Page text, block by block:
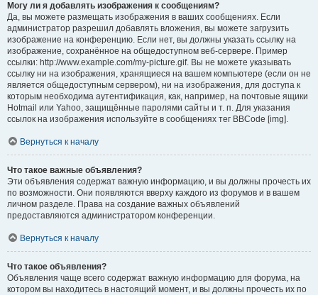
Могу ли я добавлять изображения к сообщениям?
Да, вы можете размещать изображения в ваших сообщениях. Если
администратор разрешил добавлять вложения, вы можете загрузить
изображение на конференцию. Если нет, вы должны указать ссылку на
изображение, сохранённое на общедоступном веб-сервере. Пример
ссылки: http://www.example.com/my-picture.gif. Вы не можете указывать
ссылку ни на изображения, хранящиеся на вашем компьютере (если он не
является общедоступным сервером), ни на изображения, для доступа к
которым необходима аутентификация, как, например, на почтовые ящики
Hotmail или Yahoo, защищённые паролями сайты и т. п. Для указания
ссылок на изображения используйте в сообщениях тег BBCode [img].
Вернуться к началу
Что такое важные объявления?
Эти объявления содержат важную информацию, и вы должны прочесть их
по возможности. Они появляются вверху каждого из форумов и в вашем
личном разделе. Права на создание важных объявлений
предоставляются администратором конференции.
Вернуться к началу
Что такое объявления?
Объявления чаще всего содержат важную информацию для форума, на
котором вы находитесь в настоящий момент, и вы должны прочесть их по